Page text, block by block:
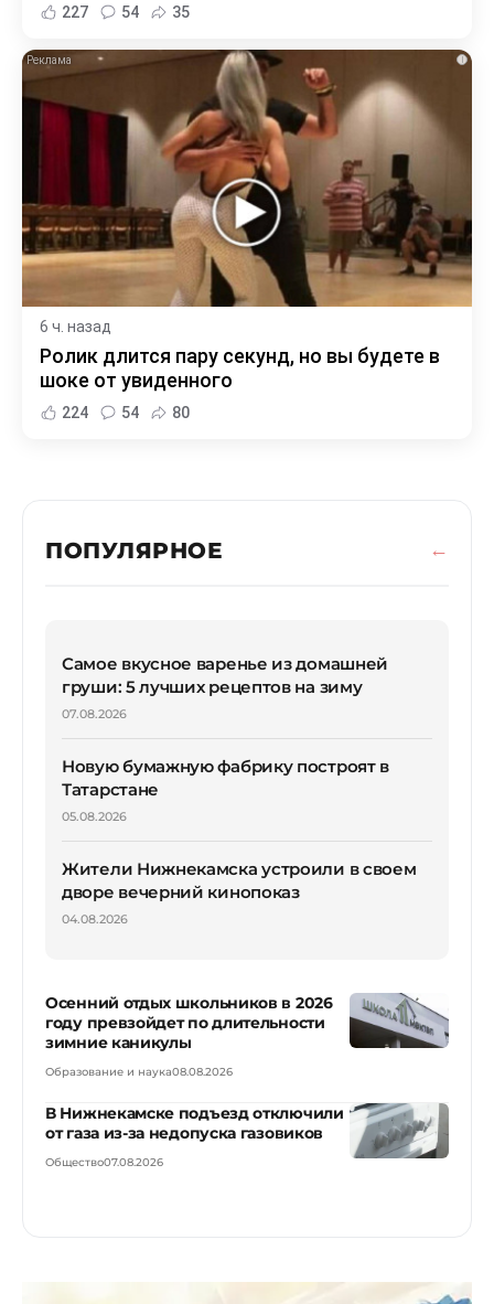
227 54 35
i
6 ч. назад
Ролик длится пару секунд, но вы будете в
шоке от увиденного
224 54 80
ПОПУЛЯРНОЕ
Самое вкусное варенье из домашней
груши: 5 лучших рецептов на зиму
07.08.2026
Новую бумажную фабрику построят в
Татарстане
05.08.2026
Жители Нижнекамска устроили в своем
дворе вечерний кинопоказ
04.08.2026
Осенний отдых школьников в 2026
году превзойдет по длительности
зимние каникулы
Образование и наука08.08.2026
В Нижнекамске подъезд отключили
от газа из-за недопуска газовиков
Общество07.08.2026